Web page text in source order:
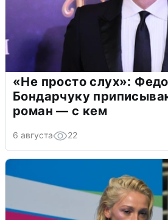
«Не просто слух»:
Бондарчуку
роман — с кем
6 августа 22